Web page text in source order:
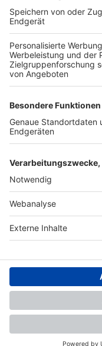
TOP-VEREINE
TOP-PARTNER
Nutzungsbedingungen